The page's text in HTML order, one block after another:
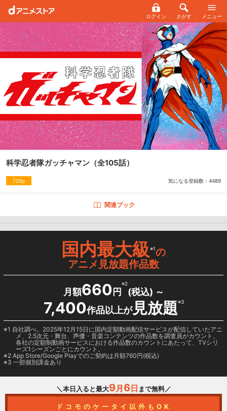
ログイン さがす メニュー
科学忍者隊ガッチャマン （全105話）
720p 気になる登録数： 4489
関連ブック
国内最大級※1の
アニメ見放題作品数
月額660 円
※2
(税込) ～
7,400作品以上が見放題※3
1 自社調べ。2025年12月15日に国内定額動画配信サービスが配信していたアニ
メ、2.5次元・舞台、声優・音楽コンテンツの作品数を調査員がカウント。
各社の定額制動画サービスにおける作品数のカウントにあたって、TVシリ
ーズ1シーズンごとにカウント。
2 App Store/Google Playでのご契約は月額760円(税込)
3 一部個別課金あり
＼本日入ると最大9月 6日 まで無料／
ドコモのケータイ以外もOK